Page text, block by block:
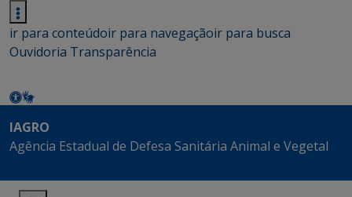
ir para conteúdoir para navegaçãoir para busca
Ouvidoria Transparência
IAGRO
Agência Estadual de Defesa Sanitária Animal e Vegetal